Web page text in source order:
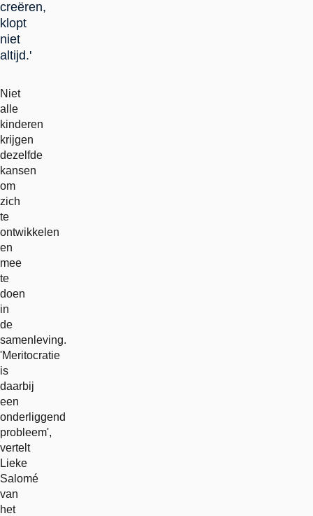
creëren,
klopt
niet
altijd.'
Niet
alle
kinderen
krijgen
dezelfde
kansen
om
zich
te
ontwikkelen
en
mee
te
doen
in
de
samenleving.
'Meritocratie
is
daarbij
een
onderliggend
probleem',
vertelt
Lieke
Salomé
van
het